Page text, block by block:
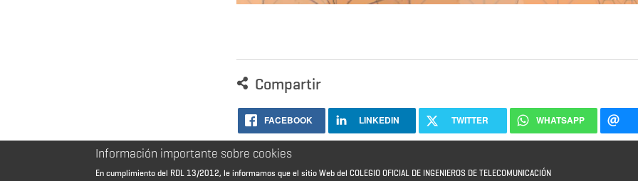
Compartir
FACEBOOK LINKEDIN TWITTER WHATSAPP
Información importante sobre cookies
En cumplimiento del RDL 13/2012, le informamos que el sitio Web del COLEGIO OFICIAL DE INGENIEROS DE TELECOMUNICACIÓN